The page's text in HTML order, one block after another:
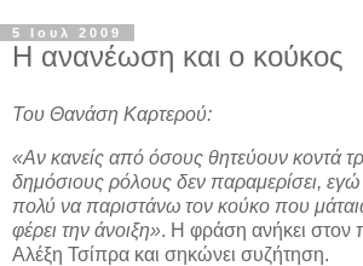
5 Ιουλ 2009
Η ανανέωση και ο κούκος
Του Θανάση Καρτερού:
«Αν κανείς από όσους θητεύουν κοντά
δημόσιους ρόλους δεν παραμερίσει, εγώ
πολύ να παριστάνω τον κούκο που
φέρει την άνοιξη». Η φράση ανήκει
Αλέξη Τσίπρα και σηκώνει συζήτηση.